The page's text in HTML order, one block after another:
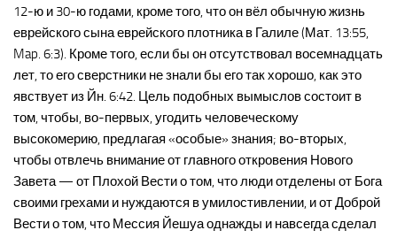
12-ю и 30-ю годами, кроме того, что он вёл обычную жизнь
еврейского сына еврейского плотника в Галиле (Мат. 13:55,
Map. 6:3). Кроме того, если бы он отсутствовал восемнадцать
лет, то его сверстники не знали бы его так хорошо, как это
явствует из Йн. 6:42. Цель подобных вымыслов состоит в
том, чтобы, во-первых, угодить человеческому
высокомерию, предлагая «особые» знания; во-вторых,
чтобы отвлечь внимание от главного откровения Нового
Завета — от Плохой Вести о том, что люди отделены от Бога
своими грехами и нуждаются в умилостивлении, и от Доброй
Вести о том, что Мессия Йешуа однажды и навсегда сделал